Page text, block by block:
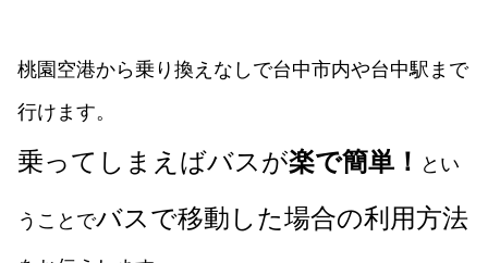
桃園空港から乗り換えなしで台中市内や台中駅まで
行けます。
乗ってしまえばバスが楽で簡単！ とい
うことでバスで移動した場合の利用方法